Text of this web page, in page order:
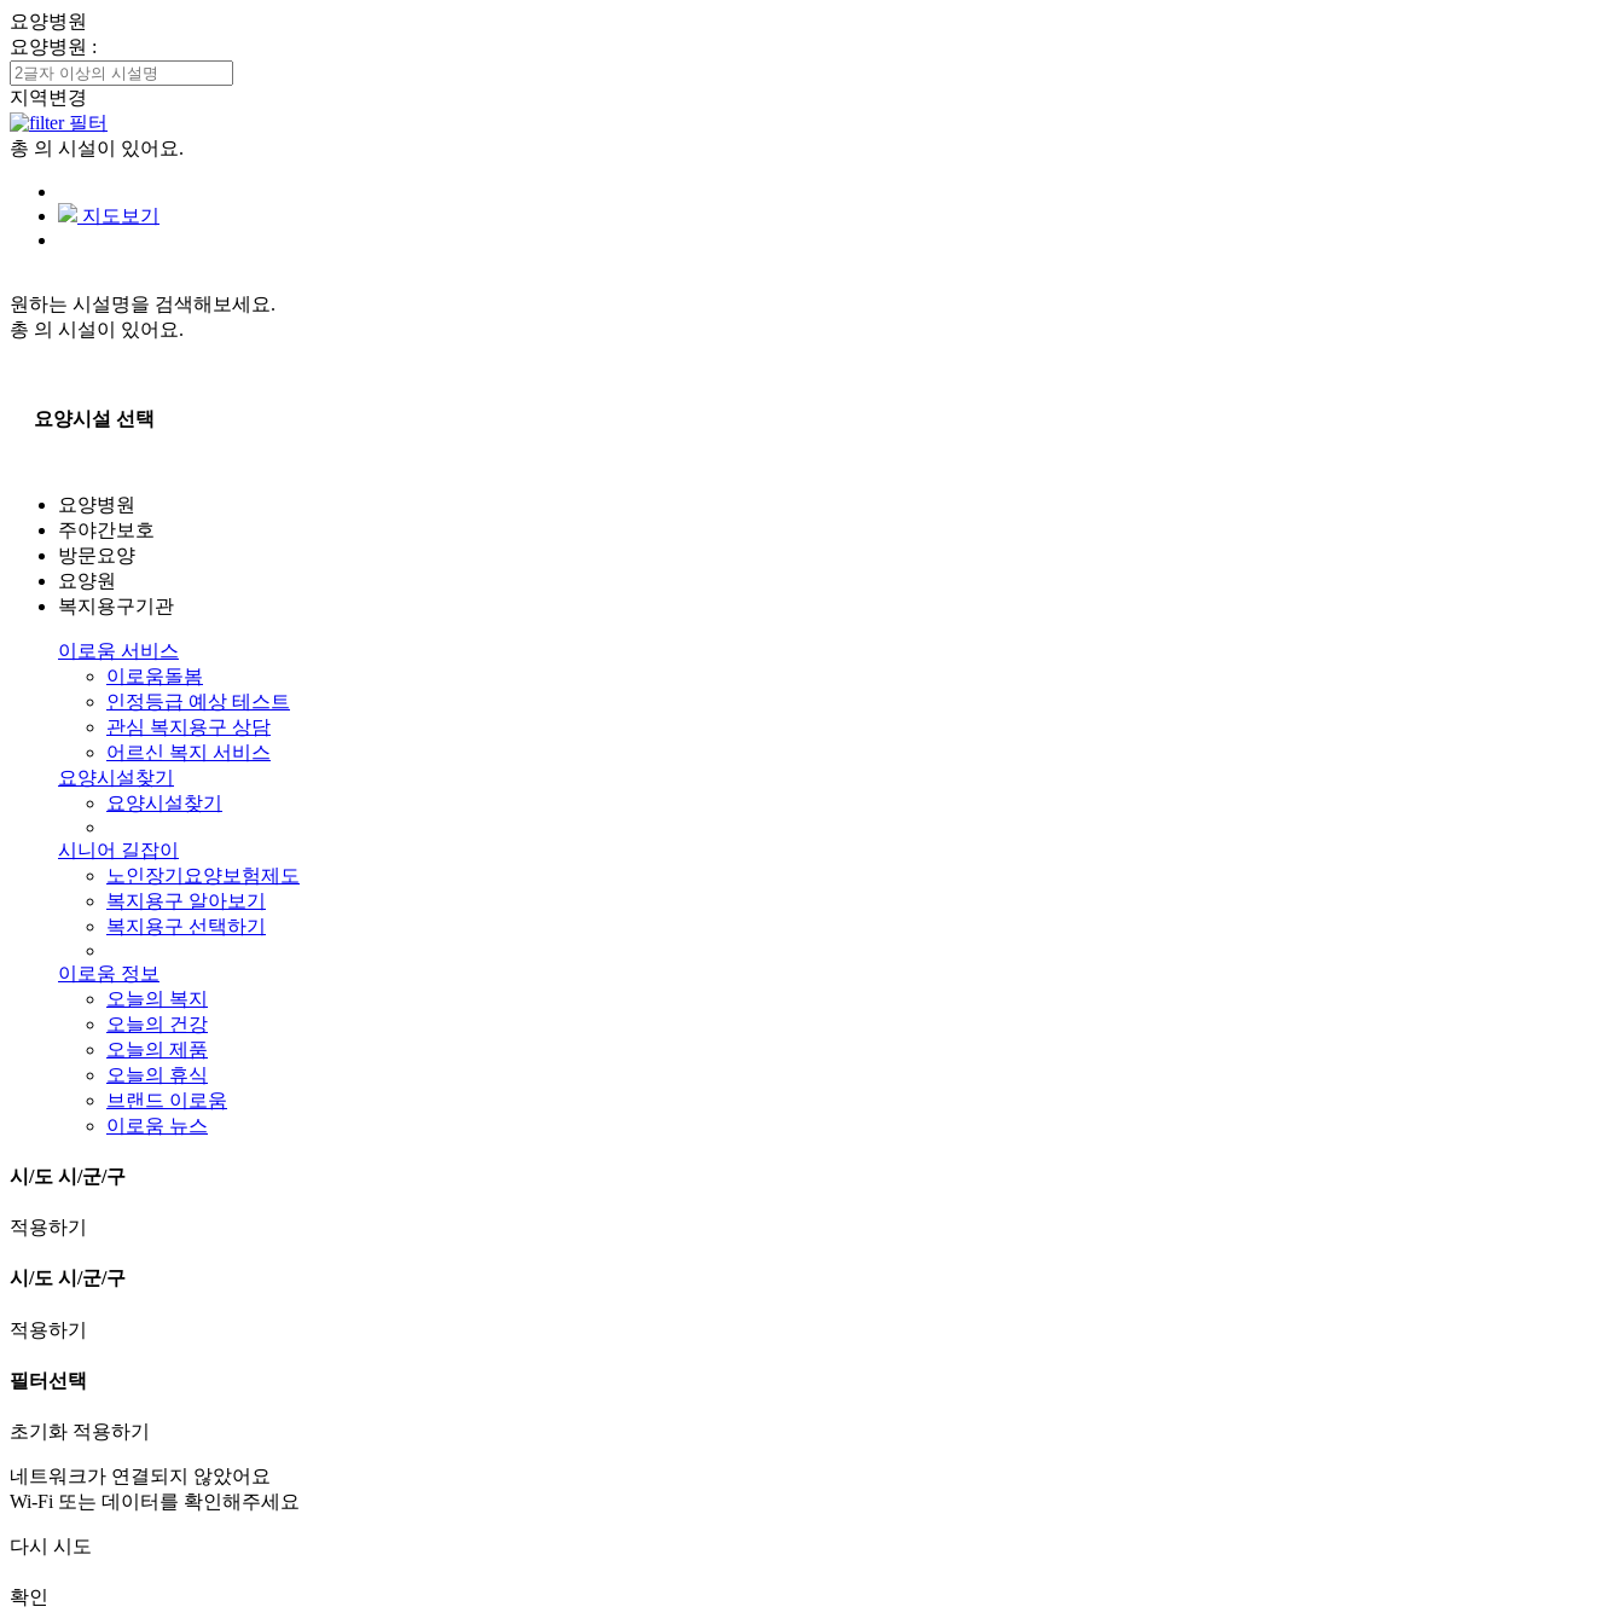
요양병원
요양병원 :
지역변경
필터
총 의 시설이 있어요.
지도보기
원하는 시설명을 검색해보세요.
총 의 시설이 있어요.
요양시설 선택
요양병원
주야간보호
방문요양
요양원
복지용구기관
이로움 서비스
이로움돌봄
인정등급 예상 테스트
관심 복지용구 상담
어르신 복지 서비스
요양시설찾기
요양시설찾기
시니어 길잡이
노인장기요양보험제도
복지용구 알아보기
복지용구 선택하기
이로움 정보
오늘의 복지
오늘의 건강
오늘의 제품
오늘의 휴식
브랜드 이로움
이로움 뉴스
시/도 시/군/구
적용하기
시/도 시/군/구
적용하기
필터선택
초기화 적용하기
네트워크가 연결되지 않았어요
Wi-Fi 또는 데이터를 확인해주세요
다시 시도
확인